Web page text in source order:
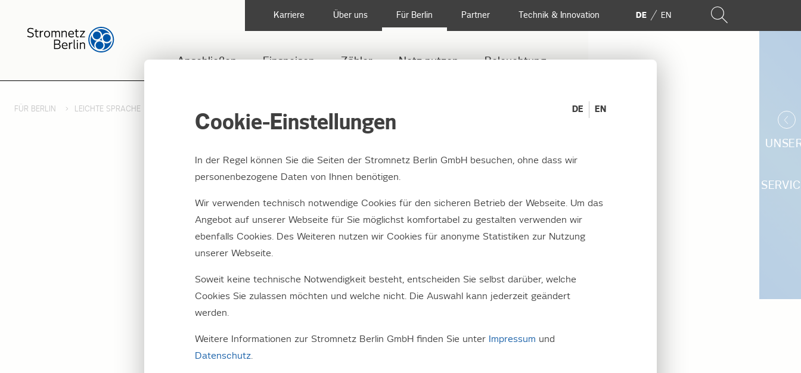
Anschließen Einspeisen Zähler Netz nutzen Beleuchtung
Karriere Über uns Für Berlin Partner Technik & Innovation DE EN
FÜR BERLIN LEICHTE SPRACHE
Ablesung Ihres Strom-Zählers
Mindestens einmal im Jahr lesen wir in Berlin jeden Strom-Zähler ab.
bitten wir unsere Kunden den Strom-Zähler selbst abzulesen.
Cookie-Einstellungen
DE EN
In der Regel können Sie die Seiten der Stromnetz Berlin GmbH besuchen, ohne dass wir
personenbezogene Daten von Ihnen benötigen.
Wir verwenden technisch notwendige Cookies für den sicheren Betrieb der Webseite. Um das
Angebot auf unserer Webseite für Sie möglichst komfortabel zu gestalten verwenden wir
ebenfalls Cookies. Des Weiteren nutzen wir Cookies für anonyme Statistiken zur Nutzung
unserer Webseite.
Soweit keine technische Notwendigkeit besteht, entscheiden Sie selbst darüber, welche
Cookies Sie zulassen möchten und welche nicht. Die Auswahl kann jederzeit geändert
werden.
Weitere Informationen zur Stromnetz Berlin GmbH finden Sie unter Impressum und
Datenschutz.